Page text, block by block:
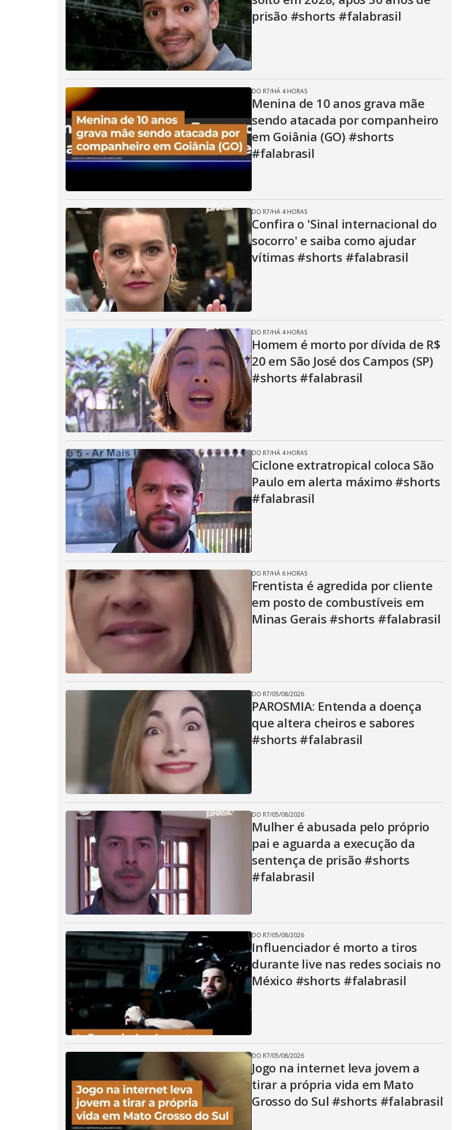
i
d
e
o
prisão #shorts #falabrasil
DO R7/HÁ 4 HORAS
Menina de 10 anos grava mãe
sendo atacada por companheiro
em Goiânia (GO) #shorts
#falabrasil
DO R7/HÁ 4 HORAS
Confira o 'Sinal internacional do
socorro' e saiba como ajudar
vítimas #shorts #falabrasil
DO R7/HÁ 4 HORAS
Homem é morto por dívida de R$
20 em São José dos Campos (SP)
#shorts #falabrasil
DO R7/HÁ 4 HORAS
Ciclone extratropical coloca São
Paulo em alerta máximo #shorts
#falabrasil
DO R7/HÁ 6 HORAS
Frentista é agredida por cliente
em posto de combustíveis em
Minas Gerais #shorts #falabrasil
DO R7/05/08/2026
PAROSMIA: Entenda a doença
que altera cheiros e sabores
#shorts #falabrasil
DO R7/05/08/2026
Mulher é abusada pelo próprio
pai e aguarda a execução da
sentença de prisão #shorts
#falabrasil
DO R7/05/08/2026
Influenciador é morto a tiros
durante live nas redes sociais no
México #shorts #falabrasil
DO R7/05/08/2026
Jogo na internet leva jovem a
tirar a própria vida em Mato
Grosso do Sul #shorts #falabrasil